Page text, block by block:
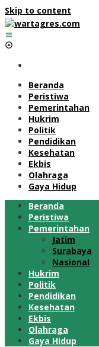
Skip to content
Beranda
Peristiwa
Pemerintahan
Hukrim
Politik
Pendidikan
Kesehatan
Ekbis
Olahraga
Gaya Hidup
Beranda
Peristiwa
Pemerintahan
Jatim
Surabaya
Nasional
Hukrim
Politik
Pendidikan
Kesehatan
Ekbis
Olahraga
Gaya Hidup